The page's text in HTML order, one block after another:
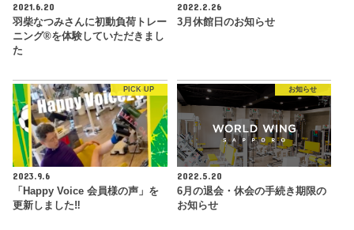
2021.6.20
羽柴なつみさんに初動負荷トレー
ニング®︎を体験していただきまし
た
2022.2.26
3月休館日のお知らせ
PICK UP
2023.9.6
「Happy Voice 会員様の声」を
更新しました‼︎
お知らせ
2022.5.20
6月の退会・休会の手続き期限の
お知らせ